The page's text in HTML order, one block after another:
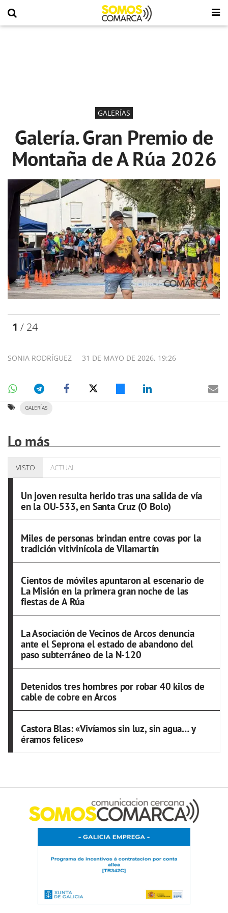
GALERÍAS
Galería. Gran Premio de
Montaña de A Rúa 2026
1 / 24
31 DE MAYO DE 2026, 19:26
SONIA RODRÍGUEZ
GALERÍAS
Lo más
VISTO ACTUAL
Un joven resulta herido tras una salida de vía
en la OU-533, en Santa Cruz (O Bolo)
Miles de personas brindan entre covas por la
tradición vitivinícola de Vilamartín
Cientos de móviles apuntaron al escenario de
La Misión en la primera gran noche de las
fiestas de A Rúa
La Asociación de Vecinos de Arcos denuncia
ante el Seprona el estado de abandono del
paso subterráneo de la N-120
Detenidos tres hombres por robar 40 kilos de
cable de cobre en Arcos
Castora Blas: «Vivíamos sin luz, sin agua… y
éramos felices»